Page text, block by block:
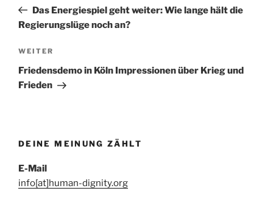
Beitrag
Das Energiespiel geht weiter: Wie lange hält die
Regierungslüge noch an?
Nächster
Beitrag
WEITER
Friedensdemo in Köln Impressionen über Krieg und
Frieden
DEINE MEINUNG ZÄHLT
E-Mail
info[at]human-dignity.org